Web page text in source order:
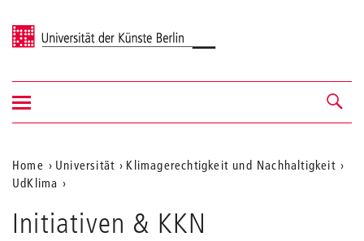
Universität der Künste Berlin
Navigation &
Suche
Navigation
ein-/ausblenden
Aktuelle
Position
auf
Home Universität
Klimagerechtigkeit und Nachhaltigkeit
UdKlima
Initiativen & KKN